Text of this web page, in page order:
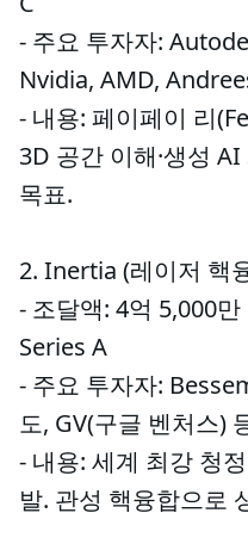
- 주요 투자자:
Nvidia, AMD,
- 내용: 페이페이 리
3D 공간 이해·생성
목표.
2. Inertia (레이저 핵
- 조달액: 4억 5,000
Series A
- 주요 투자자:
도, GV(구글 벤처스)
- 내용: 세계 최강 청
발. 관성 핵융합으로